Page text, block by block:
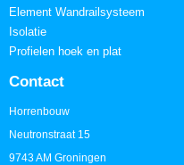
Element Wandrailsysteem
Isolatie
Profielen hoek en plat
Contact
Horrenbouw
Neutronstraat 15
9743 AM Groningen